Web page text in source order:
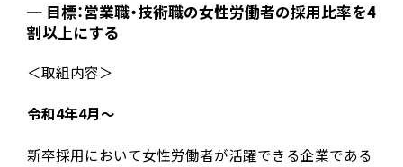
目標：営業職・技術職の女性労働者の採用比率を4
割以上にする
＜取組内容＞
令和4年4月～
新卒採用において女性労働者が活躍できる企業である